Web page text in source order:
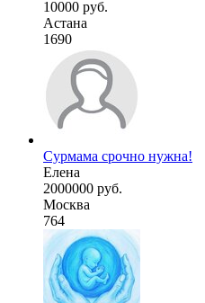
10000 руб.
Астана
1690
Сурмама срочно нужна!
Елена
2000000 руб.
Москва
764